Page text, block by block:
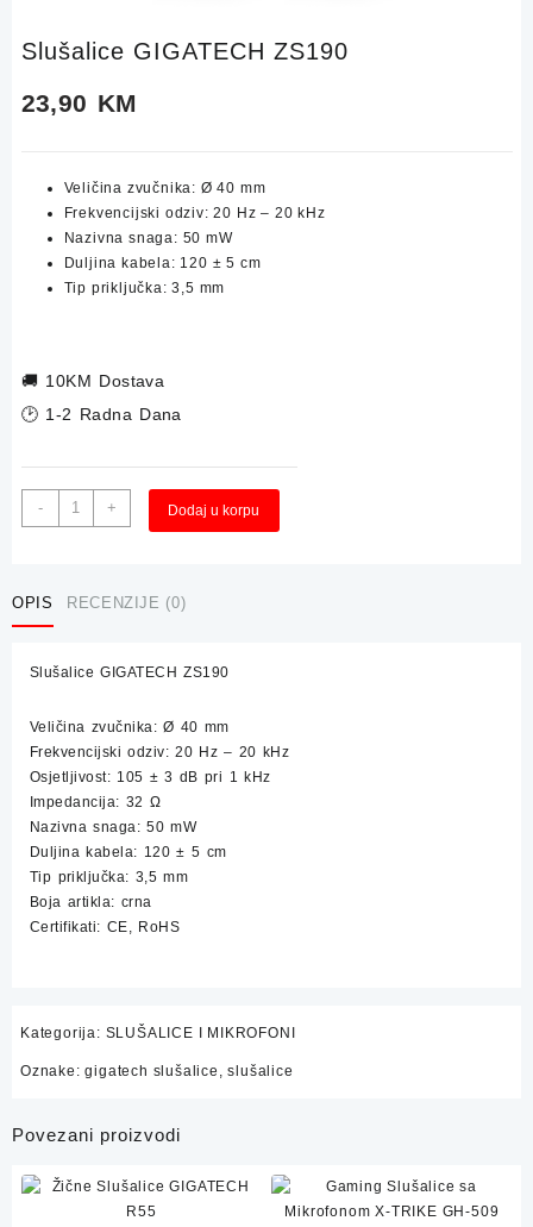
Slušalice GIGATECH ZS190
23,90 KM
Veličina zvučnika: Ø 40 mm
Frekvencijski odziv: 20 Hz – 20 kHz
Nazivna snaga: 50 mW
Duljina kabela: 120 ± 5 cm
Tip priključka: 3,5 mm
🚚 10KM Dostava
🕑 1-2 Radna Dana
-
Slušalice
GIGATECH
+ Dodaj u korpu
OPIS RECENZIJE (0)
Slušalice GIGATECH ZS190
Veličina zvučnika: Ø 40 mm
Frekvencijski odziv: 20 Hz – 20 kHz
Osjetljivost: 105 ± 3 dB pri 1 kHz
Impedancija: 32 Ω
Nazivna snaga: 50 mW
Duljina kabela: 120 ± 5 cm
Tip priključka: 3,5 mm
Boja artikla: crna
Certifikati: CE, RoHS
Kategorija: SLUŠALICE I MIKROFONI
Oznake:gigatech slušalice ,slušalice
Povezani proizvodi